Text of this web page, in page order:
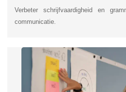
Verbeter schrijfvaardigheid en
communicatie.